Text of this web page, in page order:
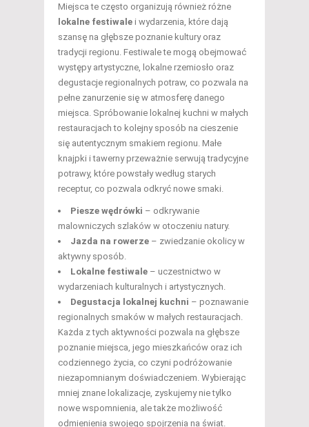
Miejsca te często organizują również różne
lokalne festiwale i wydarzenia, które dają
szansę na głębsze poznanie kultury oraz
tradycji regionu. Festiwale te mogą obejmować
występy artystyczne, lokalne rzemiosło oraz
degustacje regionalnych potraw, co pozwala na
pełne zanurzenie się w atmosferę danego
miejsca. Spróbowanie lokalnej kuchni w małych
restauracjach to kolejny sposób na cieszenie
się autentycznym smakiem regionu. Małe
knajpki i tawerny przeważnie serwują tradycyjne
potrawy, które powstały według starych
receptur, co pozwala odkryć nowe smaki.
Piesze wędrówki – odkrywanie
malowniczych szlaków w otoczeniu natury.
Jazda na rowerze – zwiedzanie okolicy w
aktywny sposób.
Lokalne festiwale – uczestnictwo w
wydarzeniach kulturalnych i artystycznych.
Degustacja lokalnej kuchni – poznawanie
regionalnych smaków w małych restauracjach.
Każda z tych aktywności pozwala na głębsze
poznanie miejsca, jego mieszkańców oraz ich
codziennego życia, co czyni podróżowanie
niezapomnianym doświadczeniem. Wybierając
mniej znane lokalizacje, zyskujemy nie tylko
nowe wspomnienia, ale także możliwość
odmienienia swojego spojrzenia na świat.